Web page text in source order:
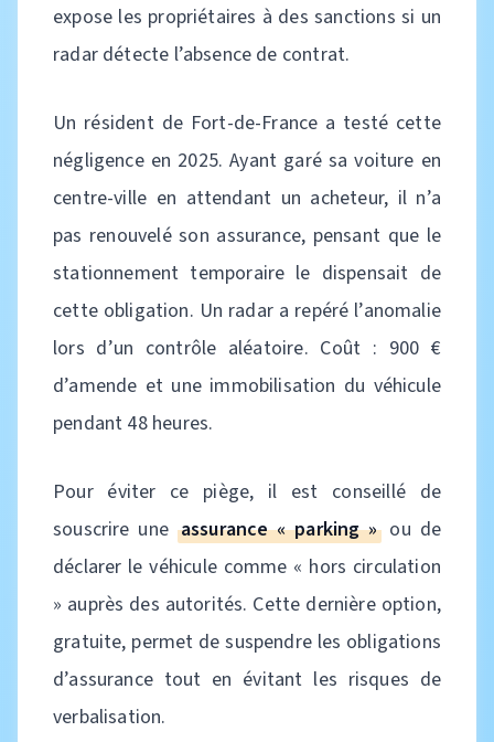
expose les propriétaires à des sanctions si un
radar détecte l’absence de contrat.
Un résident de Fort-de-France a testé cette
négligence en 2025. Ayant garé sa voiture en
centre-ville en attendant un acheteur, il n’a
pas renouvelé son assurance, pensant que le
stationnement temporaire le dispensait de
cette obligation. Un radar a repéré l’anomalie
lors d’un contrôle aléatoire. Coût : 900 €
d’amende et une immobilisation du véhicule
pendant 48 heures.
Pour éviter ce piège, il est conseillé de
souscrire une assurance « parking »ou de
déclarer le véhicule comme « hors circulation
» auprès des autorités. Cette dernière option,
gratuite, permet de suspendre les obligations
d’assurance tout en évitant les risques de
verbalisation.